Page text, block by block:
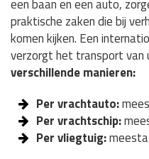
een baan en een auto,
praktische zaken die bij
komen kijken. Een
verzorgt het transport van
verschillende manieren:
Per vrachtauto:
Per vrachtschip:
Per vliegtuig: